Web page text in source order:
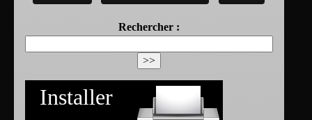
Rechercher :
Installer